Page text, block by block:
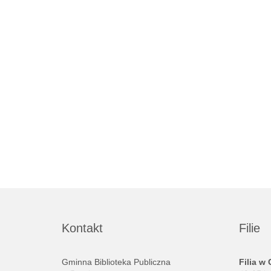
Kontakt
Gminna Biblioteka Publiczna
Filie
Filia w